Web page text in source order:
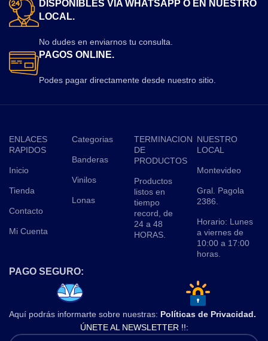
DISPONIBLES VIA WHATSAPP O EN NUESTRO
LOCAL.
No dudes en enviarnos tu consulta.
PAGOS ONLINE.
Podes pagar directamente desde nuestro sitio.
ENLACES
RAPIDOS
Inicio
Tienda
Contacto
Mi Cuenta
Categorias
Banderas
Vinilos
Lonas
TERMINACION
DE
PRODUCTOS
Productos
listos en
tiempo
record, de
24 a 48
HORAS.
NUESTRO
LOCAL
Montevideo
Gral. Pagola
2386.
Horario: Lunes
a viernes de
10:00 a 17:00
horas.
PAGO SEGURO:
Aquí podrás informarte sobre nuestras: Políticas de Privacidad.
ÚNETE AL NEWSLETTER !!: